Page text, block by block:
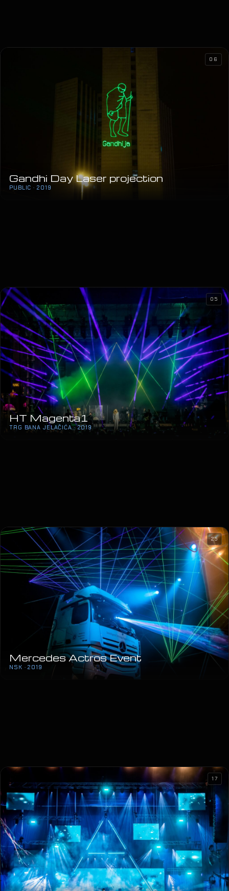
Gandhi Day Laser projection
PUBLIC · 2019
06
HT Magenta1
TRG BANA JELAČIĆA · 2019
05
Mercedes Actros Event
NSK · 2019
25
17